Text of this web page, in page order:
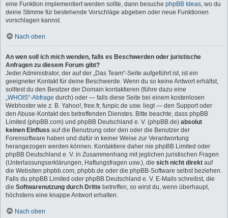
eine Funktion implementiert werden sollte, dann besuche phpBB Ideas, wo du
deine Stimme für bestehende Vorschläge abgeben oder neue Funktionen
vorschlagen kannst.
Nach oben
An wen soll ich mich wenden, falls es Beschwerden oder juristische
Anfragen zu diesem Forum gibt?
Jeder Administrator, der auf der „Das Team“-Seite aufgeführt ist, ist ein
geeigneter Kontakt für deine Beschwerde. Wenn du so keine Antwort erhältst,
solltest du den Besitzer der Domain kontaktieren (führe dazu eine
„WHOIS“-Abfrage durch) oder — falls diese Seite bei einem kostenlosen
Webhoster wie z. B. Yahoo!, free.fr, funpic.de usw. liegt — den Support oder
den Abuse-Kontakt des betreffenden Dienstes. Bitte beachte, dass phpBB
Limited (phpBB.com) und phpBB Deutschland e. V. (phpBB.de) absolut
keinen Einfluss auf die Benutzung oder den oder die Benutzer der
Forensoftware haben und dafür in keiner Weise zur Verantwortung
herangezogen werden können. Kontaktiere daher nie phpBB Limited oder
phpBB Deutschland e. V. in Zusammenhang mit jeglichen juristischen Fragen
(Unterlassungserklärungen, Haftungsfragen usw.), die sich nicht direkt auf
die Websiten phpbb.com, phpbb.de oder die phpBB-Software selbst beziehen.
Falls du phpBB Limited oder phpBB Deutschland e. V. E-Mails schreibst, die
die Softwarenutzung durch Dritte betreffen, so wirst du, wenn überhaupt,
höchstens eine knappe Antwort erhalten.
Nach oben